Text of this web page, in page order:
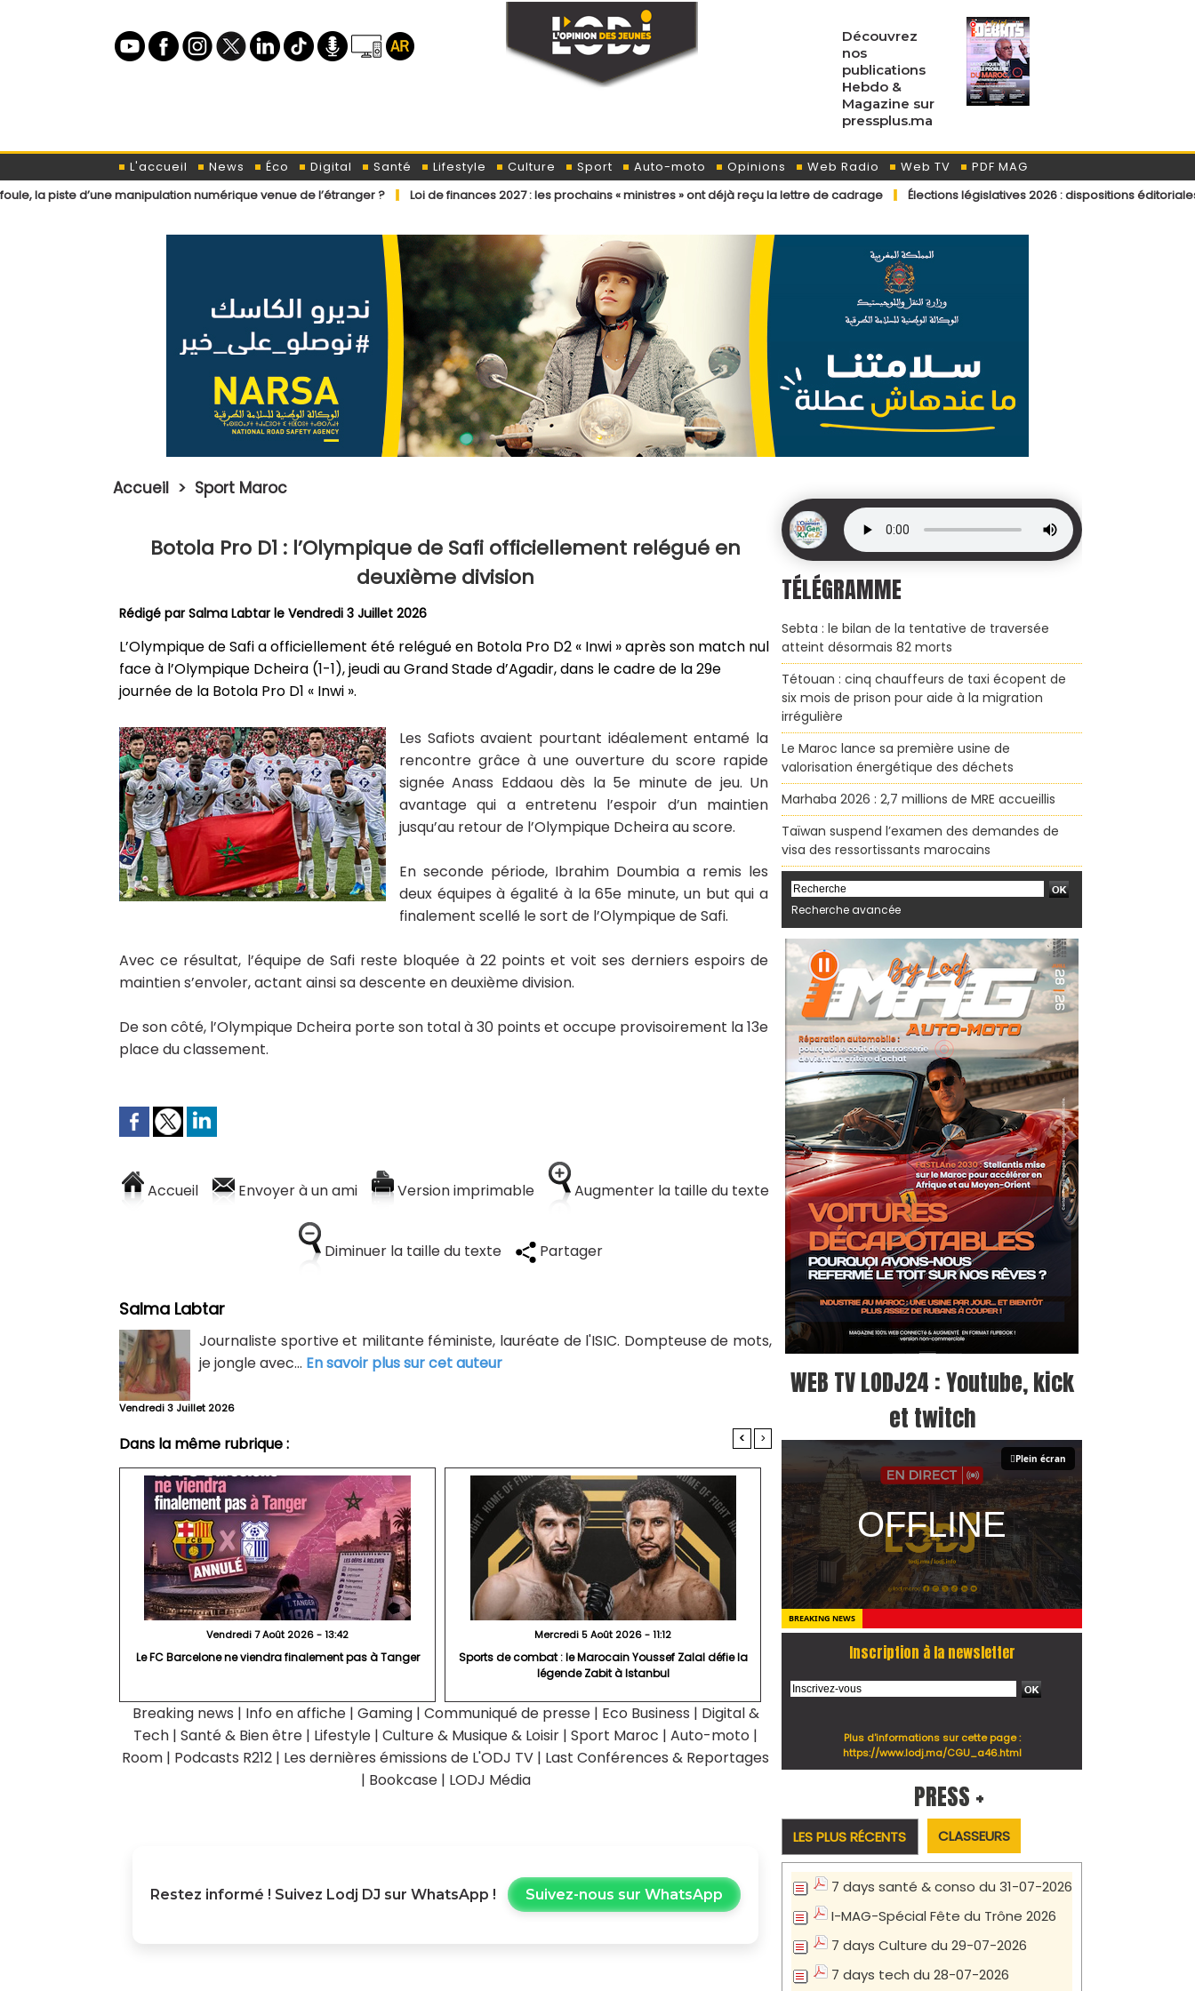
Découvrez
nos
publications
Hebdo &
Magazine sur
pressplus.ma
L'accueil News Éco Digital Santé Lifestyle Culture Sport Auto-moto Opinions Web Radio Web TV
PDF MAG
manipulation numérique venue de l’étranger ?
Loi de finances 2027 : les prochains « ministres » ont déjà reçu la lettre de cadrage Élections législatives 2026 : dispositions éditoriales applicables
Accueil > Sport Maroc
Botola Pro D1 : l’Olympique de Safi officiellement relégué en
deuxième division
Rédigé parSalma Labtarle Vendredi 3 Juillet 2026
L’Olympique de Safi a officiellement été relégué en Botola Pro D2 « Inwi » après son match nul
face à l’Olympique Dcheira (1-1), jeudi au Grand Stade d’Agadir, dans le cadre de la 29e
journée de la Botola Pro D1 « Inwi ».
Les Safiots avaient pourtant idéalement entamé la
rencontre grâce à une ouverture du score rapide
signée Anass Eddaou dès la 5e minute de jeu. Un
avantage qui a entretenu l’espoir d’un maintien
jusqu’au retour de l’Olympique Dcheira au score.
En seconde période, Ibrahim Doumbia a remis les
deux équipes à égalité à la 65e minute, un but qui a
finalement scellé le sort de l’Olympique de Safi.
Avec ce résultat, l’équipe de Safi reste bloquée à 22 points et voit ses derniers espoirs de
maintien s’envoler, actant ainsi sa descente en deuxième division.
De son côté, l’Olympique Dcheira porte son total à 30 points et occupe provisoirement la 13e
place du classement.
Accueil Envoyer à un ami Version imprimable Augmenter la taille du texte
Diminuer la taille du texte Partager
Salma Labtar
Journaliste sportive et militante féministe, lauréate de l'ISIC. Dompteuse de mots,
je jongle avec... En savoir plus sur cet auteur
Vendredi 3 Juillet 2026
Dans la même rubrique : < >
Vendredi 7 Août 2026 - 13:42
Le FC Barcelone ne viendra finalement pas à Tanger
Mercredi 5 Août 2026 - 11:12
Sports de combat : le Marocain Youssef Zalal défie la
légende Zabit à Istanbul
Breaking news | Info en affiche | Gaming | Communiqué de presse | Eco Business | Digital &
Tech | Santé & Bien être | Lifestyle | Culture & Musique & Loisir | Sport Maroc | Auto-moto |
Room | Podcasts R212 | Les dernières émissions de L'ODJ TV | Last Conférences & Reportages
| Bookcase | LODJ Média
Restez informé ! Suivez Lodj DJ sur WhatsApp ! Suivez-nous sur WhatsApp
TÉLÉGRAMME
Sebta : le bilan de la tentative de traversée
atteint désormais 82 morts
Tétouan : cinq chauffeurs de taxi écopent de
six mois de prison pour aide à la migration
irrégulière
Le Maroc lance sa première usine de
valorisation énergétique des déchets
Marhaba 2026 : 2,7 millions de MRE accueillis
Taïwan suspend l’examen des demandes de
visa des ressortissants marocains
Recherche avancée
WEB TV LODJ24 : Youtube, kick
et twitch
Plein écran
BREAKING NEWS
Inscription à la newsletter
Plus d'informations sur cette page :
https://www.lodj.ma/CGU_a46.html
PRESS +
LES PLUS RÉCENTS CLASSEURS
7 days santé & conso du 31-07-2026
I-MAG-Spécial Fête du Trône 2026
7 days Culture du 29-07-2026
7 days tech du 28-07-2026